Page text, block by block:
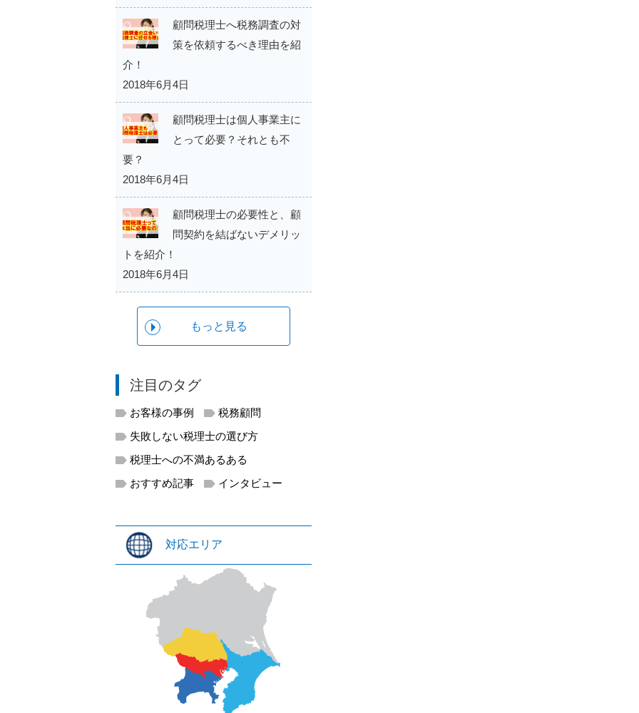
顧問税理士へ税務調査の対
策を依頼するべき理由を紹
介！
2018年6月4日
顧問税理士は個人事業主に
とって必要？それとも不
要？
2018年6月4日
顧問税理士の必要性と、顧
問契約を結ばないデメリッ
トを紹介！
2018年6月4日
もっと見る
注目のタグ
お客様の事例
税務顧問
失敗しない税理士の選び方
税理士への不満あるある
おすすめ記事
インタビュー
対応エリア